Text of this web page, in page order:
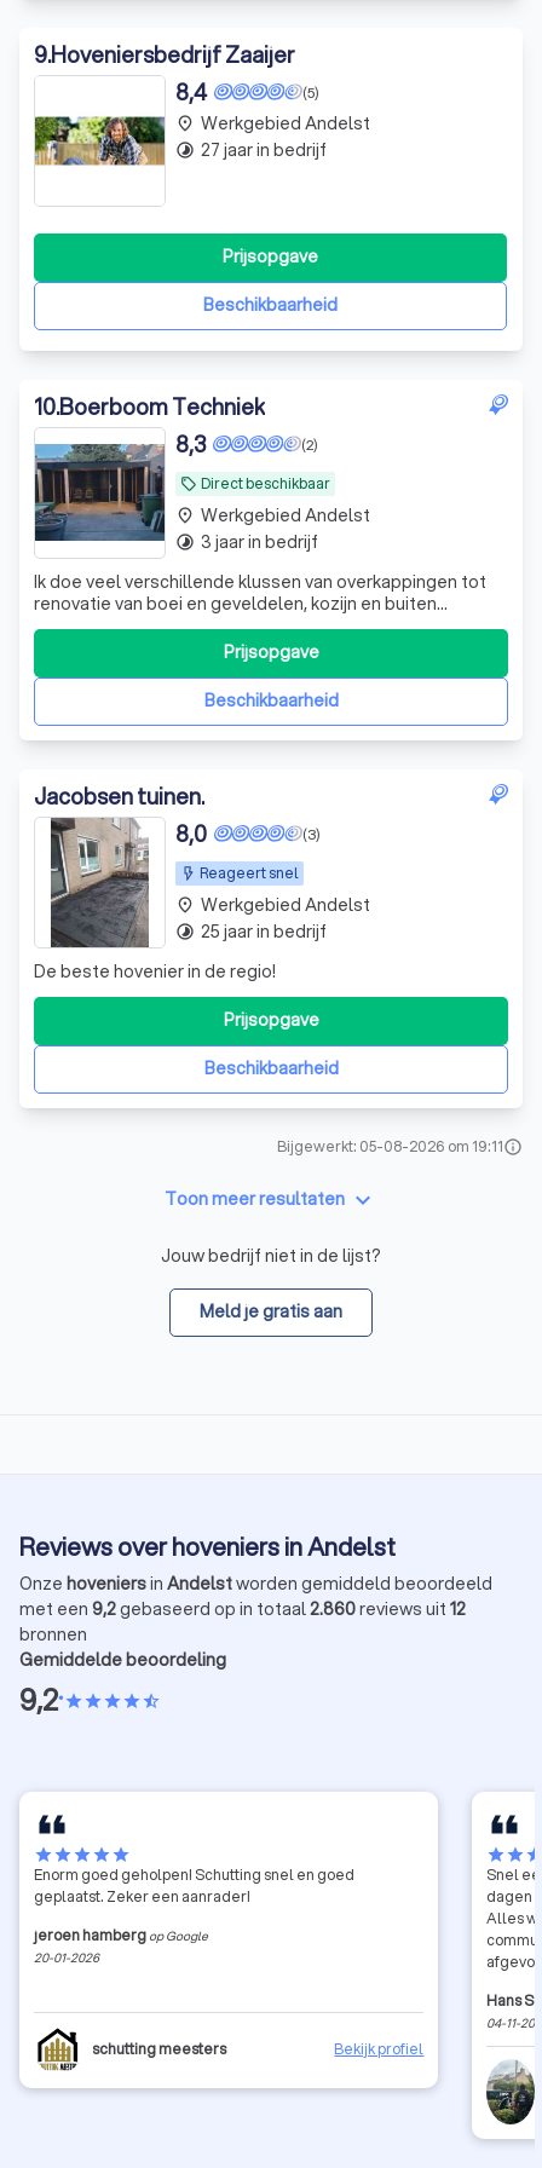
9.Hoveniersbedrijf Zaaijer
(5)
8,4
Beschikbaarheid
Prijsopgave
place Werkgebied Andelst
timelapse 27 jaar in bedrijf
10.Boerboom Techniek
local_offer Direct beschikbaar
(2)
8,3
Ik doe veel verschillende klussen van overkappingen tot
renovatie van boei en geveldelen, kozijn en buiten
meubels.
Beschikbaarheid
Prijsopgave
place Werkgebied Andelst
timelapse 3 jaar in bedrijf
Jacobsen tuinen.
Reageert snel
(3)
8,0
De beste hovenier in de regio!
Beschikbaarheid
Prijsopgave
place Werkgebied Andelst
timelapse 25 jaar in bedrijf
Bijgewerkt: 05-08-2026 om 19:11info
Toon meer resultaten keyboard_arrow_down
Jouw bedrijf niet in de lijst?
Meld je gratis aan
Reviews over hoveniers in Andelst
Onze hoveniersin Andelstworden gemiddeld beoordeeld
met een 9,2gebaseerd op in totaal2.860reviews uit 12
bronnen
Gemiddelde beoordeling
9,2•starstarstarstarstar_half
starstarstarstarstar
Enorm goed geholpen! Schutting snel en goed
geplaatst. Zeker een aanrader!
jeroen hamberg op Google
20-01-2026
schutting meesters Bekijk profiel
starstar
Snel
dagen
Alles
Hans
04-11-